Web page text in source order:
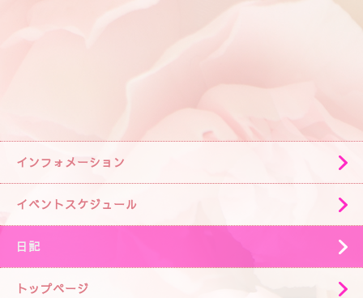
インフォメーション
イベントスケジュール
日記
トップページ